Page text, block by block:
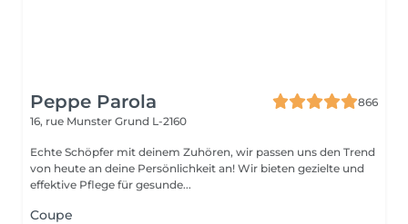
Peppe Parola
866
16, rue Munster Grund L-2160
Echte Schöpfer mit deinem Zuhören, wir passen uns den Trend
von heute an deine Persönlichkeit an! Wir bieten gezielte und
effektive Pflege für gesunde...
Coupe